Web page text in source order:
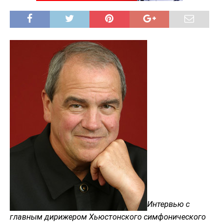
Интервью с
главным дирижером Хьюстонского симфонического